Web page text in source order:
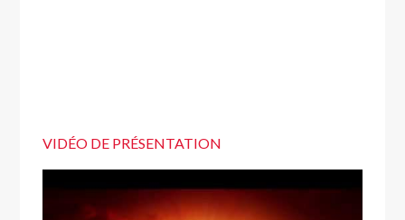
VIDÉO DE PRÉSENTATION